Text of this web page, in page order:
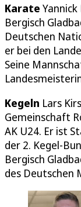
Karate
Bergisch
Deutschen
er bei den
Seine
Kegeln Lars
Gemeinschaft
AK U24. Er ist
der 2. Kegel-
Bergisch
des Deutschen